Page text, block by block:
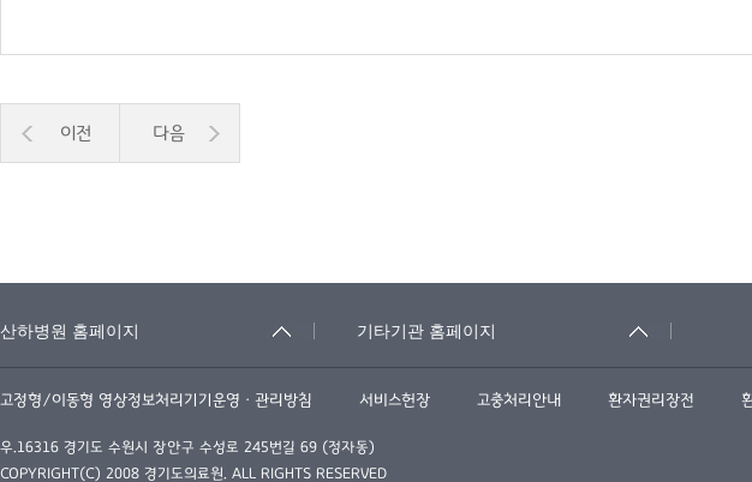
이전 다음
고정형/이동형 영상정보처리기기운영ㆍ관리방침 서비스헌장 고충처리안내 환자권리장전
우.16316 경기도 수원시 장안구 수성로 245번길 69 (정자동)
COPYRIGHT(C) 2008 경기도의료원. ALL RIGHTS RESERVED